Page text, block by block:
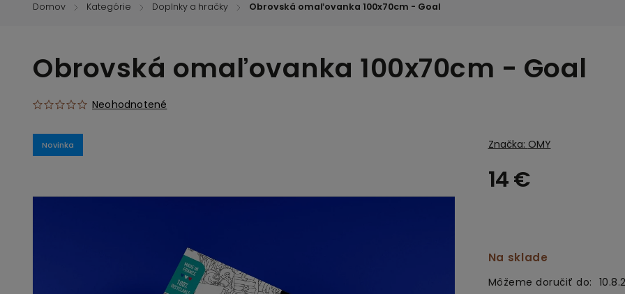
Domov / Kategórie / Doplnky a hračky / Obrovská omaľovanka 100x70cm - Goal
Obrovská omaľovanka 100x70cm - Goal
Neohodnotené
Novinka Značka: OMY
14 €
Na sklade
Môžeme doručiť do: